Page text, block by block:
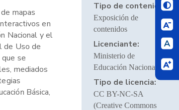
mapas
en
Nacional y el
de Uso de
se
mediados
Básica,
Tipo de contenido:
Exposición de
contenidos
Licenciante:
Ministerio de
Educación Nacional
Tipo de licencia:
CC BY-NC-SA
(Creative Commons